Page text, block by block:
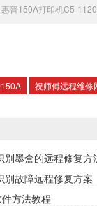
惠普150A打印机C5-
祝师傅远程维修
别墨盒的远程修复方
别故障远程修复方案
方法教程